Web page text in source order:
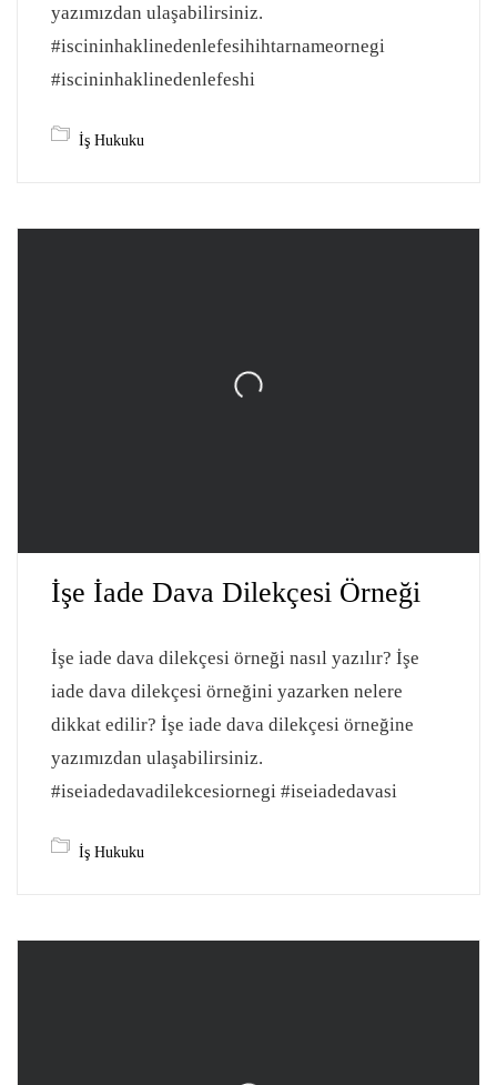
yazımızdan ulaşabilirsiniz.
#iscininhaklinedenlefesihihtarnameornegi
#iscininhaklinedenlefeshi
İş Hukuku
İşe İade Dava Dilekçesi Örneği
İşe iade dava dilekçesi örneği nasıl yazılır? İşe
iade dava dilekçesi örneğini yazarken nelere
dikkat edilir? İşe iade dava dilekçesi örneğine
yazımızdan ulaşabilirsiniz.
#iseiadedavadilekcesiornegi #iseiadedavasi
İş Hukuku